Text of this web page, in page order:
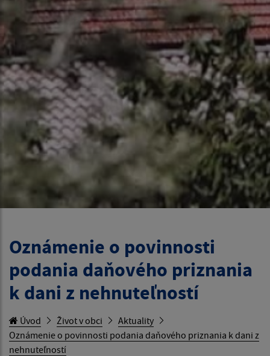
Oznámenie o povinnosti
podania daňového priznania
k dani z nehnuteľností
Úvod Život v obci
Aktuality
Oznámenie o povinnosti podania daňového priznania k dani z
nehnuteľností